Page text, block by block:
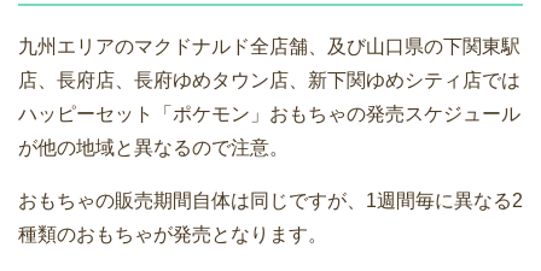
九州エリアのマクドナルド全店舗、及び山口県の下関東駅
店、長府店、長府ゆめタウン店、新下関ゆめシティ店では
ハッピーセット「ポケモン」おもちゃの発売スケジュール
が他の地域と異なるので注意。
おもちゃの販売期間自体は同じですが、1週間毎に異なる2
種類のおもちゃが発売となります。